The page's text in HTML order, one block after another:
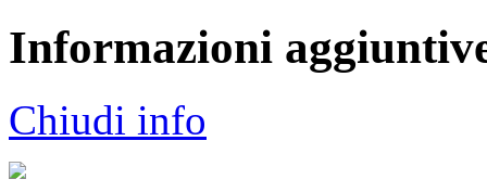
Informazioni
Chiudi info